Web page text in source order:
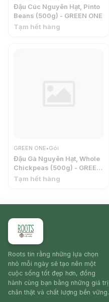
Đậu Cúc Nguyên Hạt, Pinto
Beans (500g) - GREEN ONE
Tạm hết hàng
GREEN ONE•Gói
Đậu Gà Nguyên Hạt, Whole
Chickpeas (500g) - GREEN
ONE
Tạm hết hàng
Roots tin rằng những lựa chọn
nhỏ mỗi ngày sẽ tạo nên một
cuộc sống tốt đẹp hơn, đồng
hành cùng bạn bằng những giá trị
chân thật và chất lượng bền vững.